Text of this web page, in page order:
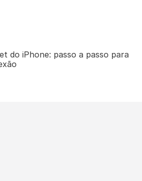
do iPhone: passo a passo para